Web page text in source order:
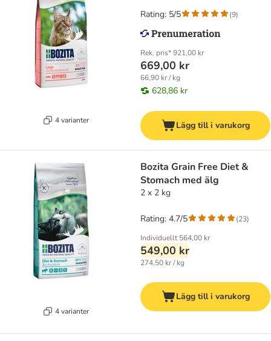
4 varianter
Rek. pris*921,00 kr
669,00 kr
66,90 kr / kg
628,86 kr
Rating: 5/5 (9)
Lägg till i varukorg
4 varianter
Bozita Grain Free Diet &
Stomach med älg
2 x 2 kg
Individuellt 564,00 kr
549,00 kr
274,50 kr / kg
Rating: 4.7/5 (23)
Lägg till i varukorg